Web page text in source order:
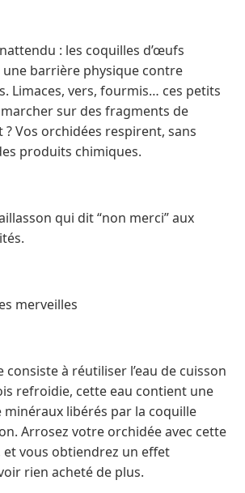
: les coquilles d’œufs
barrière physique contre
Limaces, vers, fourmis… ces petits
sur des fragments de
? Vos orchidées respirent, sans
produits chimiques.
qui dit “non merci” aux
merveilles
consiste à réutiliser l’eau de cuisson
refroidie, cette eau contient une
libérés par la coquille
Arrosez votre orchidée avec cette
vous obtiendrez un effet
rien acheté de plus.